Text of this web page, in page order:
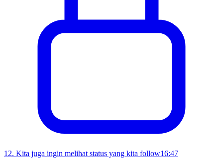
12. Kita juga ingin melihat status yang kita follow16:47